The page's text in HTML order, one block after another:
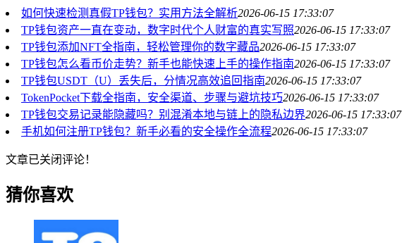
如何快速检测真假TP钱包？实用方法全解析2026-06-15 17:33:07
TP钱包资产一直在变动，数字时代个人财富的真实写照2026-06-15 17:33:07
TP钱包添加NFT全指南，轻松管理你的数字藏品2026-06-15 17:33:07
TP钱包怎么看币价走势？新手也能快速上手的操作指南2026-06-15 17:33:07
TP钱包USDT（U）丢失后，分情况高效追回指南2026-06-15 17:33:07
TokenPocket下载全指南，安全渠道、步骤与避坑技巧2026-06-15 17:33:07
TP钱包交易记录能隐藏吗？别混淆本地与链上的隐私边界2026-06-15 17:33:07
手机如何注册TP钱包？新手必看的安全操作全流程2026-06-15 17:33:07
文章已关闭评论！
猜你喜欢